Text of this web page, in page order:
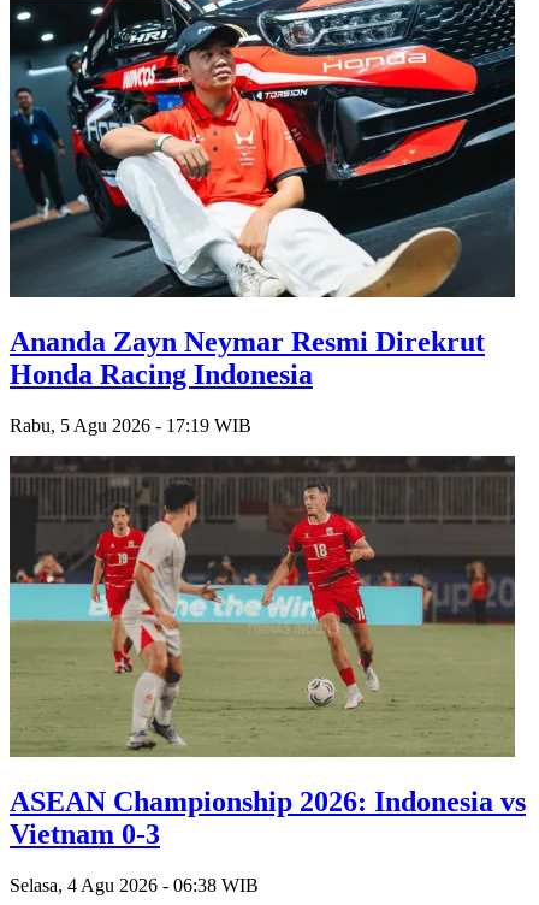
Ananda Zayn Neymar Resmi Direkrut
Honda Racing Indonesia
Rabu, 5 Agu 2026 - 17:19 WIB
ASEAN Championship 2026: Indonesia vs
Vietnam 0-3
Selasa, 4 Agu 2026 - 06:38 WIB